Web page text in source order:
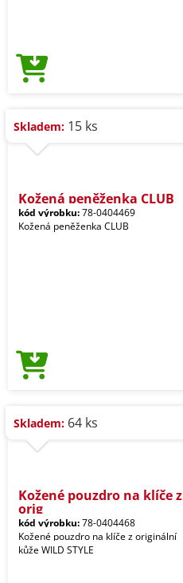
Skladem: 15 ks
Kožená peněženka CLUB
kód výrobku:78-0404469
Kožená peněženka CLUB
Skladem: 64 ks
Kožené pouzdro na klíče z
orig
kód výrobku:78-0404468
Kožené pouzdro na klíče z originální
kůže WILD STYLE